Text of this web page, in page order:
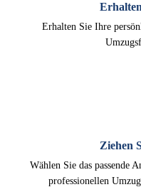
Erhalten Sie Ihre
Ziehen
Wählen Sie das passende
professionellen